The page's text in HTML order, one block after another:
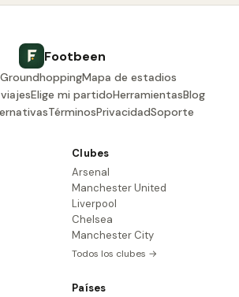
Footbeen
GroundhoppingMapa de estadios
Elige mi partidoHerramientasBlog
TérminosPrivacidadSoporte
Clubes
Arsenal
Manchester United
Liverpool
Chelsea
Manchester City
Todos los clubes →
Países